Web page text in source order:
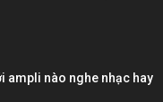
ampli nào nghe nhạc hay